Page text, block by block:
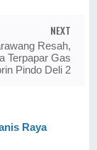
NEXT
Resah,
Terpapar Gas
Pindo Deli 2
Raya